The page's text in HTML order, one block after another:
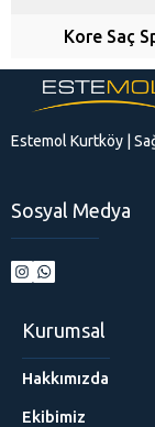
Kore Saç
Estemol Kurtköy |
Sosyal Medya
Kurumsal
Hakkımızda
Ekibimiz